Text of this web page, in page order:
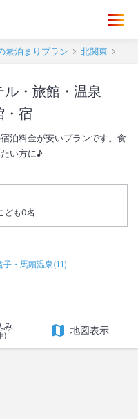
素泊まりプラン 北関東
ル・旅館・温泉
・宿
泊料金が安いプランです。食
い方に♪
ども0名
子・馬頭温泉(11)
み
) 地図表示